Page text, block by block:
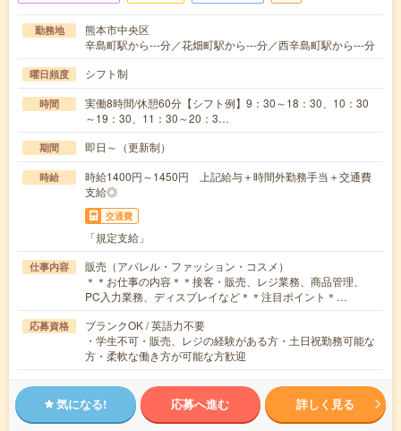
勤務地
熊本市中央区
辛島町駅から---分／花畑町駅から---分／西辛島町駅から---分
曜日頻度 シフト制
時間
実働8時間/休憩60分【シフト例】9：30～18：30、10：30
～19：30、11：30～20：3…
期間 即日～（更新制）
時給
時給1400円～1450円 上記給与＋時間外勤務手当＋交通費
支給◎
交通費
「規定支給」
仕事内容
販売（アパレル・ファッション・コスメ）
＊＊お仕事の内容＊＊接客・販売、レジ業務、商品管理、
PC入力業務、ディスプレイなど＊＊注目ポイント＊…
応募資格
ブランクOK / 英語力不要
・学生不可・販売、レジの経験がある方・土日祝勤務可能な
方・柔軟な働き方が可能な方歓迎
気になる! 応募へ進む 詳しく見る